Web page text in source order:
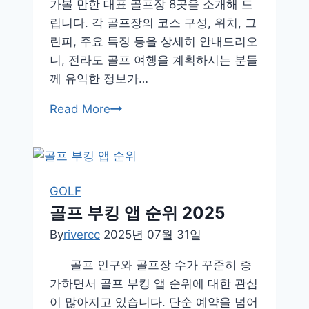
는
심
리
적
쉼
표
가볼 만한 대표 골프장 8곳을 소개해 드
립니다. 각 골프장의 코스 구성, 위치, 그
린피, 주요 특징 등을 상세히 안내드리오
니, 전라도 골프 여행을 계획하시는 분들
께 유익한 정보가…
Read More전
골
추
천
BEST
7
GOLF
골프 부킹 앱 순위 2025
Byrivercc 2025년 07월 31일
골프 인구와 골프장 수가 꾸준히 증
가하면서 골프 부킹 앱 순위에 대한 관심
이 많아지고 있습니다. 단순 예약을 넘어